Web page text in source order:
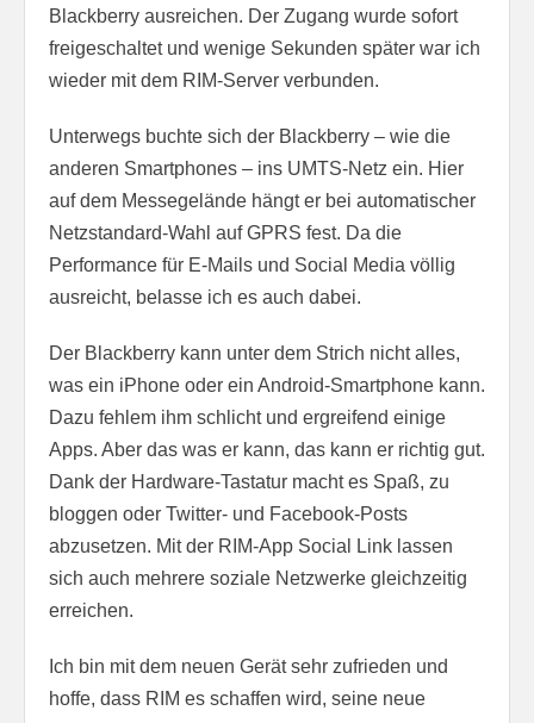
Blackberry ausreichen. Der Zugang wurde sofort
freigeschaltet und wenige Sekunden später war ich
wieder mit dem RIM-Server verbunden.
Unterwegs buchte sich der Blackberry – wie die
anderen Smartphones – ins UMTS-Netz ein. Hier
auf dem Messegelände hängt er bei automatischer
Netzstandard-Wahl auf GPRS fest. Da die
Performance für E-Mails und Social Media völlig
ausreicht, belasse ich es auch dabei.
Der Blackberry kann unter dem Strich nicht alles,
was ein iPhone oder ein Android-Smartphone kann.
Dazu fehlem ihm schlicht und ergreifend einige
Apps. Aber das was er kann, das kann er richtig gut.
Dank der Hardware-Tastatur macht es Spaß, zu
bloggen oder Twitter- und Facebook-Posts
abzusetzen. Mit der RIM-App Social Link lassen
sich auch mehrere soziale Netzwerke gleichzeitig
erreichen.
Ich bin mit dem neuen Gerät sehr zufrieden und
hoffe, dass RIM es schaffen wird, seine neue